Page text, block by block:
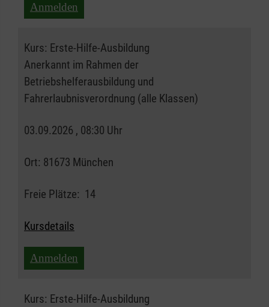
Anmelden
Kurs: Erste-Hilfe-Ausbildung
Anerkannt im Rahmen der
Betriebshelferausbildung und
Fahrerlaubnisverordnung (alle Klassen)
03.09.2026 , 08:30 Uhr
Ort: 81673 München
Freie Plätze: 14
Kursdetails
Anmelden
Kurs: Erste-Hilfe-Ausbildung